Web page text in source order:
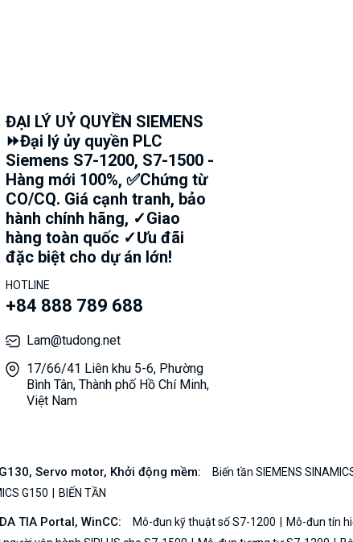
ĐẠI LÝ UỶ QUYỀN SIEMENS
⏩Đại lý ủy quyền PLC
Siemens S7-1200, S7-1500 -
Hàng mới 100%, ✅Chứng từ
CO/CQ. Giá cạnh tranh, bảo
hành chính hãng, ✓Giao
hàng toàn quốc ✓Ưu đãi
đặc biệt cho dự án lớn!
HOTLINE
+84 888 789 688
Lam@tudong.net
17/66/41 Liên khu 5-6, Phường
Bình Tân, Thành phố Hồ Chí Minh,
Việt Nam
Servo motor, Khởi động mềm: Biến tần SIEMENS
G150 BIẾN TẦN
TIA Portal, WinCC: Mô-đun kỹ thuật số S7-1200 Mô-đun tín